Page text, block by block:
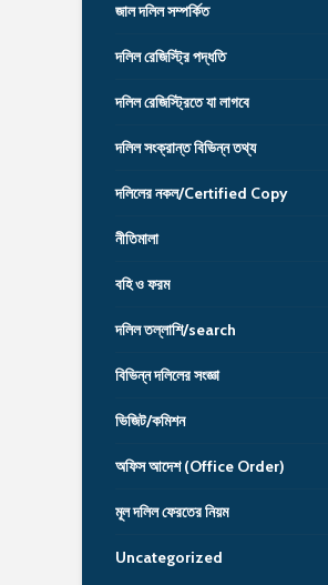
জাল দলিল সম্পর্কিত
দলিল রেজিস্ট্রি পদ্ধতি
দলিল রেজিস্ট্রিতে যা লাগবে
দলিল সংক্রান্ত বিভিন্ন তথ্য
দলিলের নকল/Certified Copy
নীতিমালা
বহি ও ফরম
দলিল তল্লাশি/search
বিভিন্ন দলিলের সংজ্ঞা
ভিজিট/কমিশন
অফিস আদেশ (Office Order)
মূল দলিল ফেরতের নিয়ম
Uncategorized